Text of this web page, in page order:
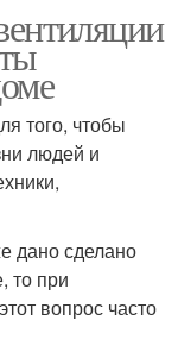
того, чтобы
людей и
дано сделано
то при
вопрос часто